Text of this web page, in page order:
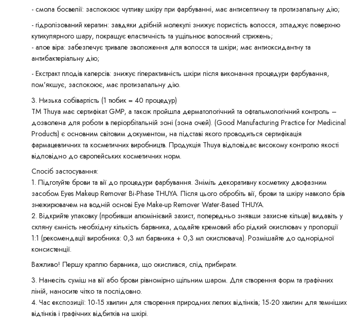
- смола босвелії: заспокоює чутливу шкіру при фарбуванні, має антисептичну та протизапальну дію;
- гідролізований кератин: завдяки дрібній молекулі знижує пористість волосся, згладжує поверхню
кутикулярного шару, покращує еластичність та ущільнює волосяний стрижень;
- алое віра: забезпечує тривале зволоження для волосся та шкіри; має антиоксидантну та
антибактеріальну дію;
- Екстракт плодів каперсів: знижує гіперактивність шкіри після виконання процедури фарбування,
пом'якшує, заспокоює, має протизапальну дію.
3. Низька собівартість (1 тюбик = 40 процедур)
ТМ Thuya має сертифікат GMP, а також пройшла дерматологічний та офтальмологічний контроль –
дозволена для роботи в періорбітальній зоні (зона очей). (Good Manufacturing Practice for Medicinal
Products) є основним світовим документом, на підставі якого проводиться сертифікація
фармацевтичних та косметичних виробництв. Продукція Thuya відповідає високому контролю якості
відповідно до європейських косметичних норм.
Спосіб застосування:
1. Підготуйте брови та вії до процедури фарбування. Зніміть декоративну косметику двофазним
засобом Eyes Makeup Remover Bi-Phase THUYA. Після цього обробіть вії, брови та шкіру навколо брів
знежирювачем на водній основі Eye Make-up Remover Water-Based THUYA.
2. Відкрийте упаковку (пробивши алюмінієвий захист, попередньо знявши захисне кільце) видавіть у
скляну ємність необхідну кількість барвника, додайте кремовий або рідкий окислювач у пропорції
1:1 (рекомендації виробника: 0,3 мл барвника + 0,3 мл окислювача). Розмішайте до однорідної
консистенції.
Важливо! Першу краплю барвника, що окислився, слід прибирати.
3. Нанесіть суміш на вії або брови рівномірно щільним шаром. Для створення форм та графічних
ліній, наносите чітко та послідовно.
4. Час експозиції: 10-15 хвилин для створення природних легких відтінків; 15-20 хвилин для темніших
відтінків і графічних відбитків на шкірі.